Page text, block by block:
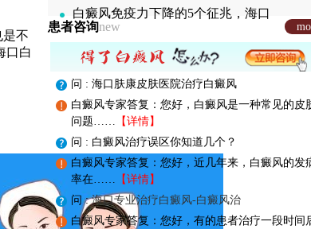
不
口白
白癜风免疫力下降的5个征兆，海口
患者咨询new
问 : 海口肤康皮肤医院治疗白癜风
白癜风专家答复：您好，白癜风是一种常见的皮
问题…… 【详情】
问 : 白癜风治疗误区你知道几个？
白癜风专家答复：您好，近几年来，白癜风的发
率在…… 【详情】
问 :海口专业治疗白癜风-白癜风治
白癜风专家答复：您好，有的患者治疗一段时间